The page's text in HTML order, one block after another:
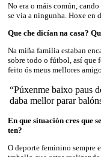
No era o máis común,
se vía a ningunha. Hoxe en
Que che dicían na casa?
Na miña familia estaban
sobre todo o fútbol, así que
feito ós meus mellores
“Púxenme baixo paus
daba mellor parar
En que situación cres que
ten?
O deporte feminino sempre